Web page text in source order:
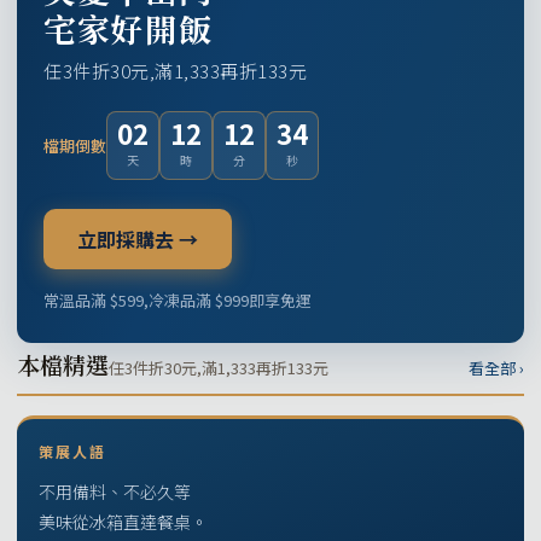
宅家好開飯
任3件折30元,滿1,333再折133元
檔期倒數 02
天
12
時
12
分
33
秒
立即採購去 →
常溫品滿 $599,冷凍品滿 $999即享免運
本檔精選任3件折30元,滿1,333再折133元 看全部 ›
策展人語
不用備料、不必久等
美味從冰箱直達餐桌。